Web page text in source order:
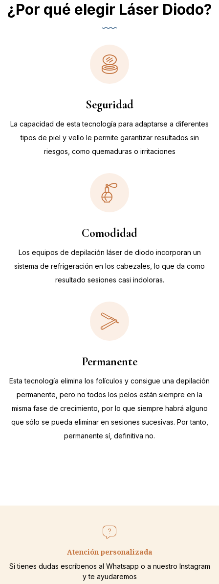
¿Por qué elegir Láser Diodo?
Seguridad
La capacidad de esta tecnología para adaptarse a diferentes
tipos de piel y vello le permite garantizar resultados sin
riesgos, como quemaduras o irritaciones
Comodidad
Los equipos de depilación láser de diodo incorporan un
sistema de refrigeración en los cabezales, lo que da como
resultado sesiones casi indoloras.
Permanente
Esta tecnología elimina los folículos y consigue una depilación
permanente, pero no todos los pelos están siempre en la
misma fase de crecimiento, por lo que siempre habrá alguno
que sólo se pueda eliminar en sesiones sucesivas. Por tanto,
permanente sí, definitiva no.
Atención personalizada
Si tienes dudas escríbenos al Whatsapp o a nuestro Instagram
y te ayudaremos